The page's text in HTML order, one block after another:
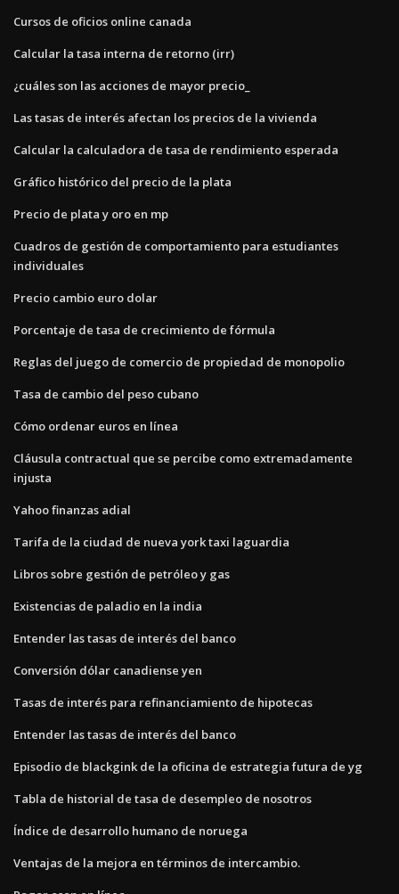
Cursos de oficios online canada
Calcular la tasa interna de retorno (irr)
¿cuáles son las acciones de mayor precio_
Las tasas de interés afectan los precios de la vivienda
Calcular la calculadora de tasa de rendimiento esperada
Gráfico histórico del precio de la plata
Precio de plata y oro en mp
Cuadros de gestión de comportamiento para estudiantes
individuales
Precio cambio euro dolar
Porcentaje de tasa de crecimiento de fórmula
Reglas del juego de comercio de propiedad de monopolio
Tasa de cambio del peso cubano
Cómo ordenar euros en línea
Cláusula contractual que se percibe como extremadamente
injusta
Yahoo finanzas adial
Tarifa de la ciudad de nueva york taxi laguardia
Libros sobre gestión de petróleo y gas
Existencias de paladio en la india
Entender las tasas de interés del banco
Conversión dólar canadiense yen
Tasas de interés para refinanciamiento de hipotecas
Entender las tasas de interés del banco
Episodio de blackgink de la oficina de estrategia futura de yg
Tabla de historial de tasa de desempleo de nosotros
Índice de desarrollo humano de noruega
Ventajas de la mejora en términos de intercambio.